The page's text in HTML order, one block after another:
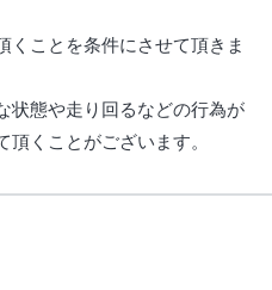
くことを条件にさせて頂きま
状態や走り回るなどの行為が
くことがございます。